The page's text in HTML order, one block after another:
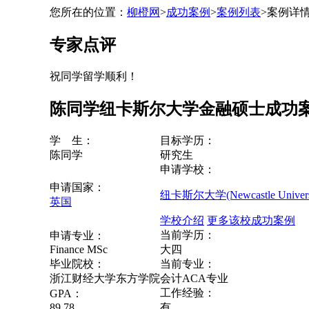
您所在的位置： 柳橙网>成功案例>案例列表>案例详
专家点评
祝同学留学顺利！
陈同学纽卡斯尔大学金融硕士成功
学 生：
陈同学
目标学历：
研究生
申请国家：
英国
申请学校：
纽卡斯尔大学(Newcastle
学校介绍 更多该校成功案例
申请专业：
Finance MSc
当前学历：
大四
毕业院校：
浙江财经大学东方学院
当前专业：
会计ACA专业
GPA：
工作经验：